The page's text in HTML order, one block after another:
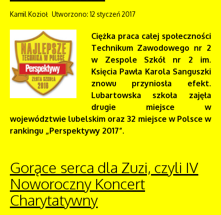
Kamil Kozioł Utworzono: 12 styczeń 2017
Ciężka praca całej społeczności
Technikum Zawodowego nr 2
w Zespole Szkół nr 2 im.
Księcia Pawła Karola Sanguszki
znowu przyniosła efekt.
Lubartowska szkoła zajęła
drugie miejsce w
województwie lubelskim oraz 32 miejsce w Polsce w
rankingu „Perspektywy 2017”.
Gorące serca dla Zuzi, czyli IV
Noworoczny Koncert
Charytatywny